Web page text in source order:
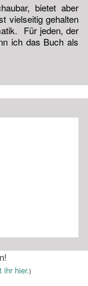
bietet aber
vielseitig gehalten
Für jeden, der
ich das Buch als
ihr hier.)